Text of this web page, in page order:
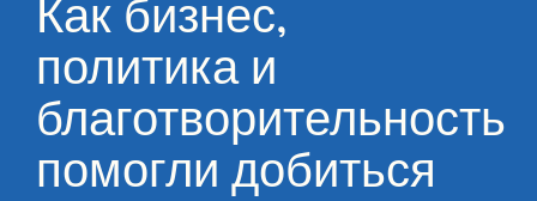
Как бизнес,
политика и
благотворительность
помогли добиться